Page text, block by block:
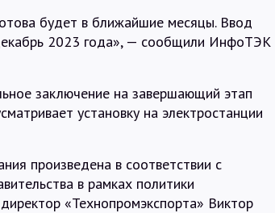
будет в ближайшие месяцы. Ввод
2023 года», — сообщили ИнфоТЭК
заключение на завершающий этап
установку на электростанции
произведена в соответствии с
в рамках политики
«Технопромэкспорта» Виктор